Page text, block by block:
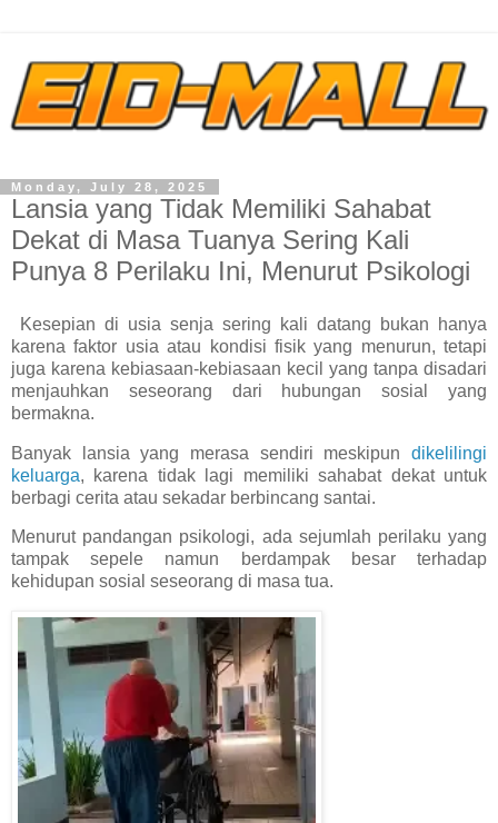
Monday, July 28, 2025
Lansia yang Tidak Memiliki Sahabat
Dekat di Masa Tuanya Sering Kali
Punya 8 Perilaku Ini, Menurut Psikologi
Kesepian di usia senja sering kali datang bukan hanya
karena faktor usia atau kondisi fisik yang menurun, tetapi
juga karena kebiasaan-kebiasaan kecil yang tanpa disadari
menjauhkan seseorang dari hubungan sosial yang
bermakna.
Banyak lansia yang merasa sendiri meskipun dikelilingi
keluarga, karena tidak lagi memiliki sahabat dekat untuk
berbagi cerita atau sekadar berbincang santai.
Menurut pandangan psikologi, ada sejumlah perilaku yang
tampak sepele namun berdampak besar terhadap
kehidupan sosial seseorang di masa tua.